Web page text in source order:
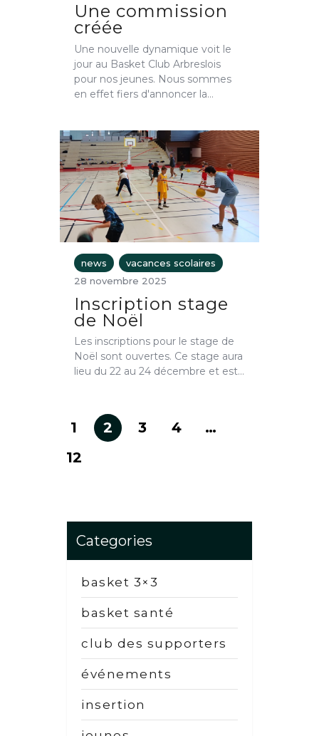
Une commission
créée
Une nouvelle dynamique voit le
jour au Basket Club Arbreslois
pour nos jeunes. Nous sommes
en effet fiers d'annoncer la…
news
vacances scolaires
28 novembre 2025
Inscription stage
de Noël
Les inscriptions pour le stage de
Noël sont ouvertes. Ce stage aura
lieu du 22 au 24 décembre et est…
1 2 3 4
…
12
Categories
basket 3×3
basket santé
club des supporters
événements
insertion